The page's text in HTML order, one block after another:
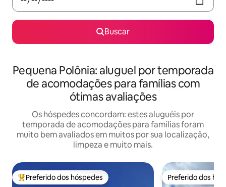
Buscar
Pequena Polônia: aluguel por temporada
de acomodações para famílias com
ótimas avaliações
Os hóspedes concordam: estes aluguéis por
temporada de acomodações para famílias foram
muito bem avaliados em muitos por sua localização,
limpeza e muito mais.
Entre os melhores preferidos dos hóspedes
Preferido dos hóspedes Preferido dos
Preferido dos